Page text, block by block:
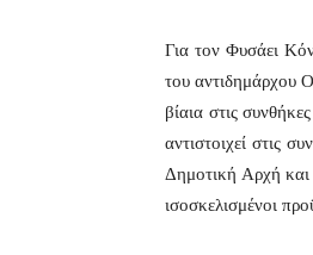
Για τον Φυσάει
του αντιδημάρχου
βίαια στις
αντιστοιχεί στις
Δημοτική Αρχή και
ισοσκελισμένοι